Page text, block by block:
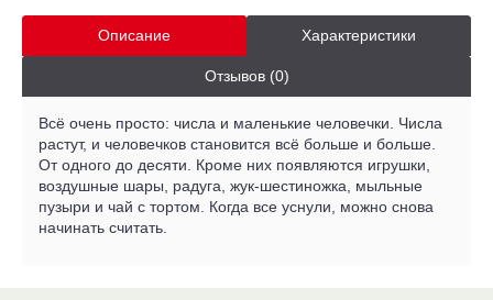
Описание Характеристики
Отзывов (0)
Всё очень просто: числа и маленькие человечки. Числа
растут, и человечков становится всё больше и больше.
От одного до десяти. Кроме них появляются игрушки,
воздушные шары, радуга, жук-шестиножка, мыльные
пузыри и чай с тортом. Когда все уснули, можно снова
начинать считать.